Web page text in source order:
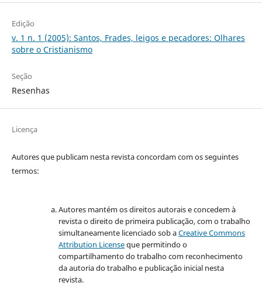
Edição
v. 1 n. 1 (2005): Santos, Frades, leigos e pecadores: Olhares
sobre o Cristianismo
Seção
Resenhas
Licença
Autores que publicam nesta revista concordam com os seguintes
termos:
Autores mantém os direitos autorais e concedem à
revista o direito de primeira publicação, com o trabalho
simultaneamente licenciado sob aCreative Commons
Attribution Licenseque permitindo o
compartilhamento do trabalho com reconhecimento
da autoria do trabalho e publicação inicial nesta
revista.